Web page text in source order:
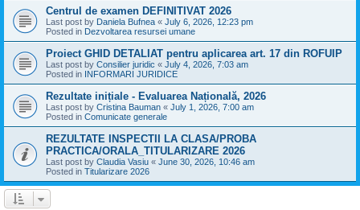
Centrul de examen DEFINITIVAT 2026
Last post by Daniela Bufnea « July 6, 2026, 12:23 pm
Posted in Dezvoltarea resursei umane
Proiect GHID DETALIAT pentru aplicarea art. 17 din ROFUIP
Last post by Consilier juridic « July 4, 2026, 7:03 am
Posted in INFORMARI JURIDICE
Rezultate inițiale - Evaluarea Națională, 2026
Last post by Cristina Bauman « July 1, 2026, 7:00 am
Posted in Comunicate generale
REZULTATE INSPECTII LA CLASA/PROBA
PRACTICA/ORALA_TITULARIZARE 2026
Last post by Claudia Vasiu « June 30, 2026, 10:46 am
Posted in Titularizare 2026